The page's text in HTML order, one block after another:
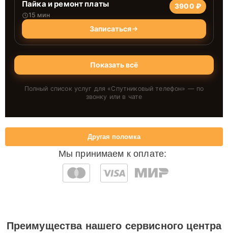
Пайка и ремонт платы
15 мин
3900 ₽
Записаться
Показать всё
Полный список услуг для «Спутниковый телефон» — по
звонку или в чате
Мы принимаем к оплате:
Другая поломка
Преимущества нашего сервисного центра